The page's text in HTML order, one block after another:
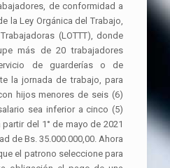
de conformidad a
la Ley Orgánica del Trabajo,
(LOTTT), donde
más de 20 trabajadores
de guarderías o de
la jornada de trabajo, para
hijos menores de seis (6)
sea inferior a cinco (5)
del 1° de mayo de 2021
de Bs. 35.000.000,00. Ahora
el patrono seleccione para